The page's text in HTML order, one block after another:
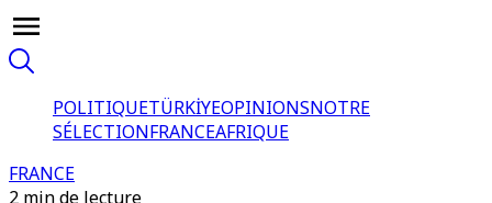
POLITIQUETÜRKİYEOPINIONSNOTRE
SÉLECTIONFRANCEAFRIQUE
FRANCE
2 min de lecture